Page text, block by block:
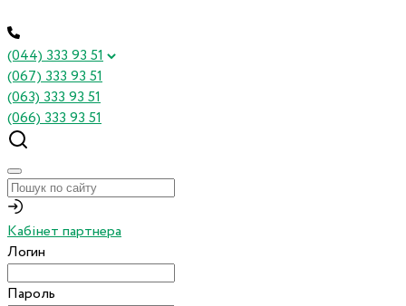
(044) 333 93 51
(067) 333 93 51
(063) 333 93 51
(066) 333 93 51
Кабінет партнера
Логин
Пароль